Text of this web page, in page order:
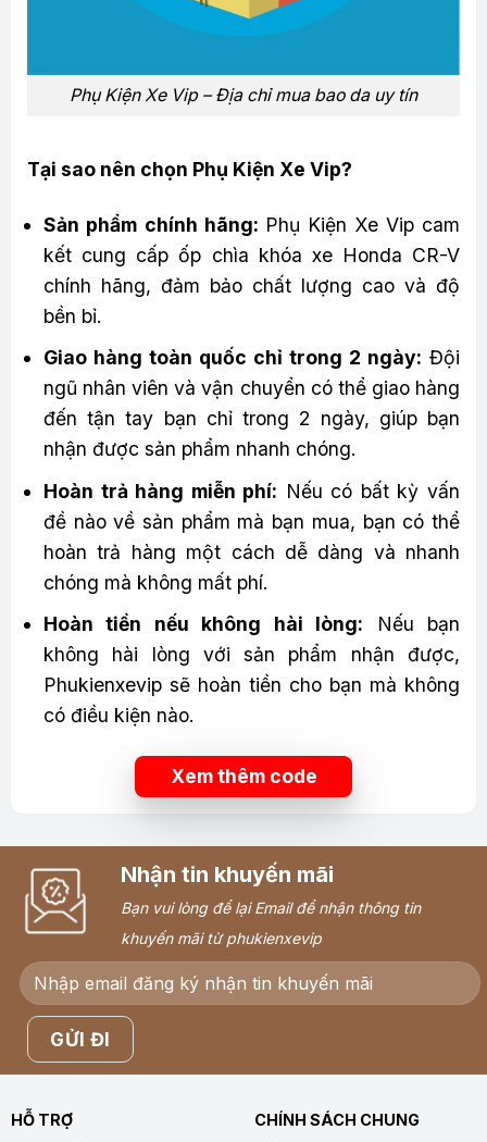
Phụ Kiện Xe Vip – Địa chỉ mua bao da uy tín
Tại sao nên chọn Phụ Kiện Xe Vip?
Sản phẩm chính hãng: Phụ Kiện Xe Vip cam
kết cung cấp ốp chìa khóa xe Honda CR-V
chính hãng, đảm bảo chất lượng cao và độ
bền bỉ.
Giao hàng toàn quốc chỉ trong 2 ngày: Đội
ngũ nhân viên và vận chuyển có thể giao hàng
đến tận tay bạn chỉ trong 2 ngày, giúp bạn
nhận được sản phẩm nhanh chóng.
Hoàn trả hàng miễn phí: Nếu có bất kỳ vấn
đề nào về sản phẩm mà bạn mua, bạn có thể
hoàn trả hàng một cách dễ dàng và nhanh
chóng mà không mất phí.
Hoàn tiền nếu không hài lòng: Nếu bạn
không hài lòng với sản phẩm nhận được,
Phukienxevip sẽ hoàn tiền cho bạn mà không
có điều kiện nào.
Xem thêm code
Nhận tin khuyến mãi
Bạn vui lòng để lại Email để nhận thông tin
khuyến mãi từ phukienxevip
HỖ TRỢ
CHÍNH SÁCH CHUNG